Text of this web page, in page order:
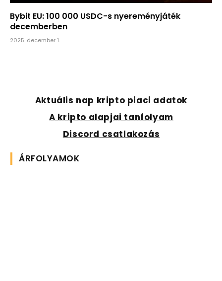
Bybit EU: 100 000 USDC-s nyereményjáték
decemberben
2025. december 1.
Aktuális nap kripto piaci adatok
A kripto alapjai tanfolyam
Discord csatlakozás
ÁRFOLYAMOK